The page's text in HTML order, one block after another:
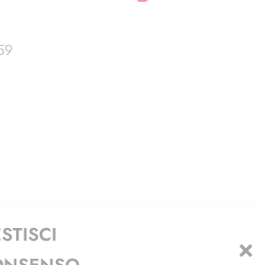
- Trezzano Sul Naviglio (MI)
3155